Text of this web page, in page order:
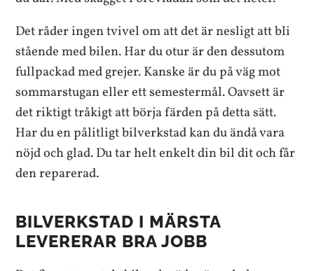
Det råder ingen tvivel om att det är nesligt att bli
stående med bilen. Har du otur är den dessutom
fullpackad med grejer. Kanske är du på väg mot
sommarstugan eller ett semestermål. Oavsett är
det riktigt tråkigt att börja färden på detta sätt.
Har du en pålitligt bilverkstad kan du ändå vara
nöjd och glad. Du tar helt enkelt din bil dit och får
den reparerad.
BILVERKSTAD I MÄRSTA
LEVERERAR BRA JOBB